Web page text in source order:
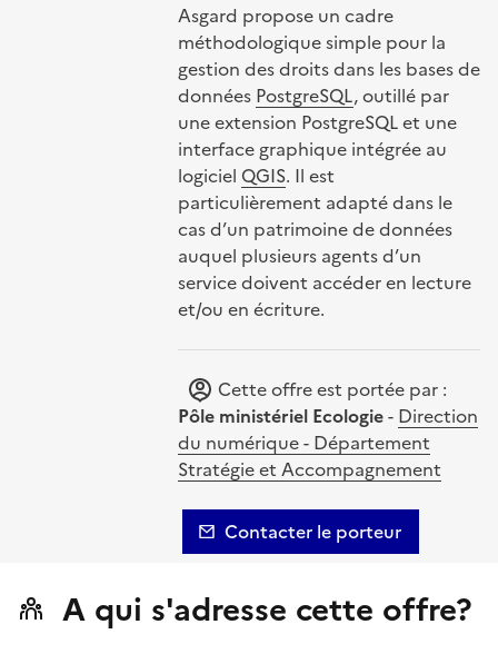
Asgard propose un cadre
méthodologique simple pour la
gestion des droits dans les bases de
données PostgreSQL, outillé par
une extension PostgreSQL et une
interface graphique intégrée au
logiciel QGIS. Il est
particulièrement adapté dans le
cas d’un patrimoine de données
auquel plusieurs agents d’un
service doivent accéder en lecture
et/ou en écriture.
Cette offre est portée par :
Pôle ministériel Ecologie- Direction
du numérique - Département
Stratégie et Accompagnement
Contacter le porteur
A qui s'adresse cette offre?